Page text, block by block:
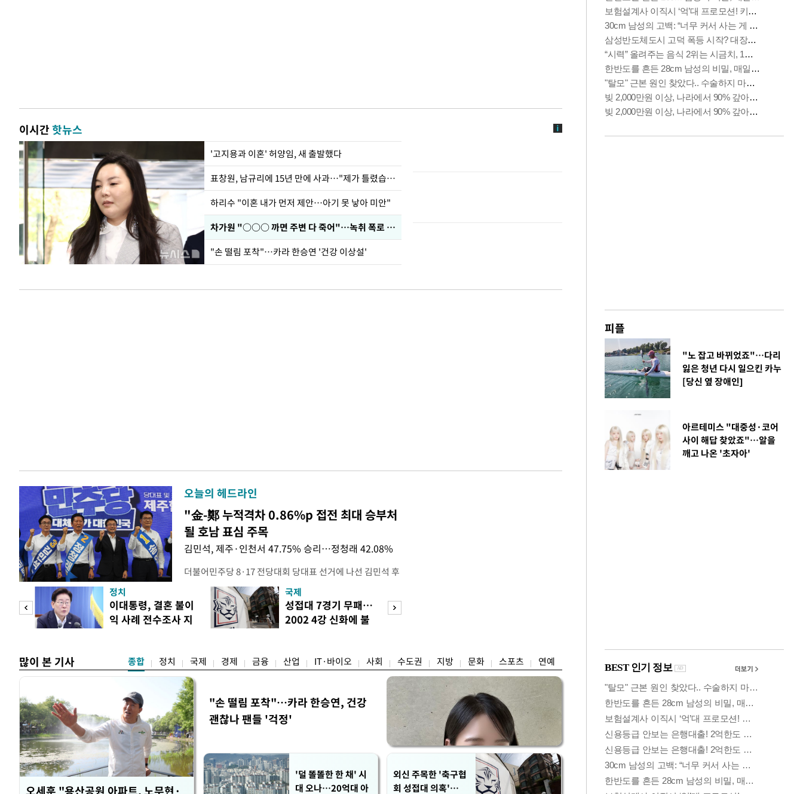
이시간핫뉴스
'고지용과 이혼' 허양임, 새 출발했다
표창원, 남규리에 15년 만에 사과…"제가 틀렸습니다"
하리수 "이혼 내가 먼저 제안…아기 못 낳아 미안"
차가원 "○○○ 까면 주변 다 죽어"…녹취 폭로 파장
"손 떨림 포착"…카라 한승연 '건강 이상설'
오늘의 헤드라인
"金-鄭 누적격차 0.86%p 접전 최대 승부처
될 호남 표심 주목
김민석, 제주·인천서 47.75% 승리…정청래 42.08%
더불어민주당 8·17 전당대회 당대표 선거에 나선 김민석 후
보가 8일 제주·인천 지역 순회경선에서 '누적 1위'를 탈환했
다. 앞서 정청래 후보 우세 지역으로 점쳐졌던 충청권과 부산
·울산·경남 경선에서 1승 1패를 주고 받은 김 후보는 이날
제주·인천 경선에서 이기며 '2승 1패'로 앞서가게 됐다. 다
정치
이대통령, 결혼 불이
익 사례 전수조사 지
국제
성접대 7경기 무패…
2002 4강 신화에 불
많이 본 기사 종합 정치 국제 경제 금융 산업 IT·바이오 사회 수도권 지방 문화 스포츠 연예
오세훈 "용산공원 아파트, 노무현·
"손 떨림 포착"…카라 한승연, 건강
괜찮나 팬들 '걱정'
'덜 똘똘한 한 채' 시
대 오나…20억대 아
외신 주목한 '축구협
회 성접대 의혹'…
피플
"노 잡고 바뀌었죠"…다리
잃은 청년 다시 일으킨 카누
[당신 옆 장애인]
아르테미스 "대중성·코어
사이 해답 찾았죠"…알을
깨고 나온 '초자아'